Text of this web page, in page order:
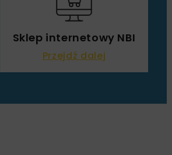
Sklep internetowy NBI
Przejdź dalej